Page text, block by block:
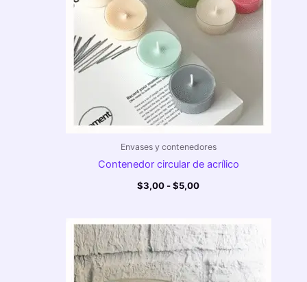
Envases y contenedores
Contenedor circular de acrílico
$3,00 - $5,00
$5,00